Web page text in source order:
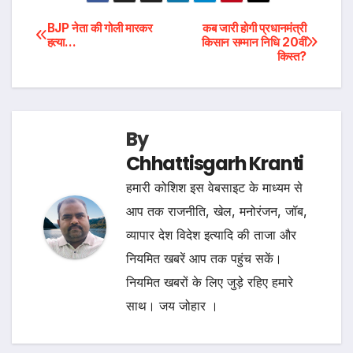
Post
कब जारी होगी प्रधानमंत्री
किसान सम्मान निधि 20वीं
किस्त?
BJP नेता की गोली मारकर
हत्या…
By
Chhattisgarh Kranti
हमारी कोशिश इस वेबसाइट के माध्यम से
आप तक राजनीति, खेल, मनोरंजन, जॉब,
व्यापार देश विदेश इत्यादि की ताजा और
नियमित खबरें आप तक पहुंच सकें।
नियमित खबरों के लिए जुड़े रहिए हमारे
साथ। जय जोहार ।